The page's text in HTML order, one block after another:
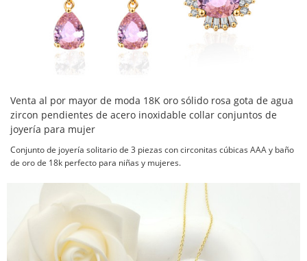
Venta al por mayor de moda 18K oro sólido rosa gota de agua
zircon pendientes de acero inoxidable collar conjuntos de
joyería para mujer
Conjunto de joyería solitario de 3 piezas con circonitas cúbicas AAA y baño
de oro de 18k perfecto para niñas y mujeres.